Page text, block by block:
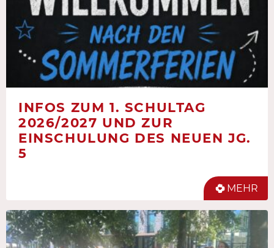
INFOS ZUM 1. SCHULTAG
2026/2027 UND ZUR
EINSCHULUNG DES NEUEN JG.
5
MEHR